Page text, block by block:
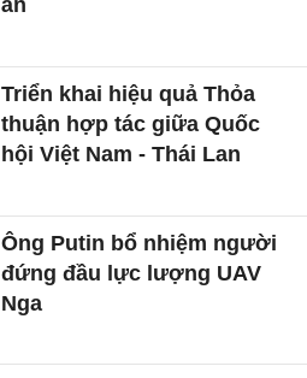
án
Triển khai hiệu quả Thỏa
thuận hợp tác giữa Quốc
hội Việt Nam - Thái Lan
Ông Putin bổ nhiệm người
đứng đầu lực lượng UAV
Nga